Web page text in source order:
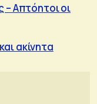
– Απτόητοι οι
ακίνητα